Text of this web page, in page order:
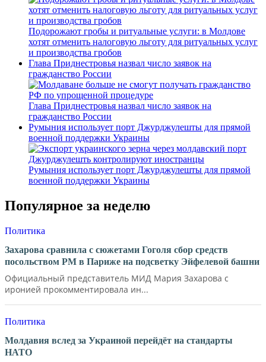
Подорожают гробы и ритуальные услуги: в Молдове
хотят отменить налоговую льготу для ритуальных услуг
и производства гробов
Глава Приднестровья назвал число заявок на
гражданство России
Глава Приднестровья назвал число заявок на
гражданство России
Румыния использует порт Джурджулешты для прямой
военной поддержки Украины
Румыния использует порт Джурджулешты для прямой
военной поддержки Украины
Популярное за неделю
Политика
Захарова сравнила с сюжетами Гоголя сбор средств
посольством РМ в Париже на подсветку Эйфелевой башни
Официальный представитель МИД Мария Захарова с
иронией прокомментировала ин...
Политика
Молдавия вслед за Украиной перейдёт на стандарты
НАТО